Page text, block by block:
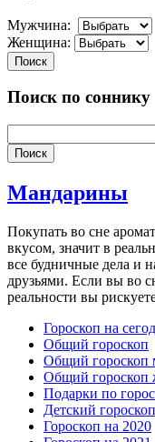
Мужчина:
Женщина:
Поиск
Поиск по соннику
Поиск
Мандарины
Покупать во сне
вкусом, значит в
все будничные дела и
друзьями. Если вы во
реальности вы
Гороскоп на
Общий гороскоп
Общий
Общий
Подарки по
Детский гороскоп
Гороскоп на 2020